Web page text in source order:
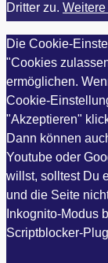
Dritter zu.
Die Cookie-
"Cookies
ermöglichen.
Cookie-
"Akzeptieren"
Dann können
Youtube oder
willst, solltest Du
und die Seite
Inkognito-Modus
Scriptblocker-